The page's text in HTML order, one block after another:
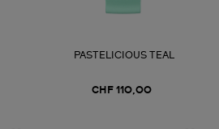
PASTELICIOUS TEAL
CHF 110,00